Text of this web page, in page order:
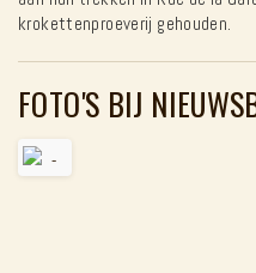
krokettenproeverij gehouden.
FOTO'S BIJ